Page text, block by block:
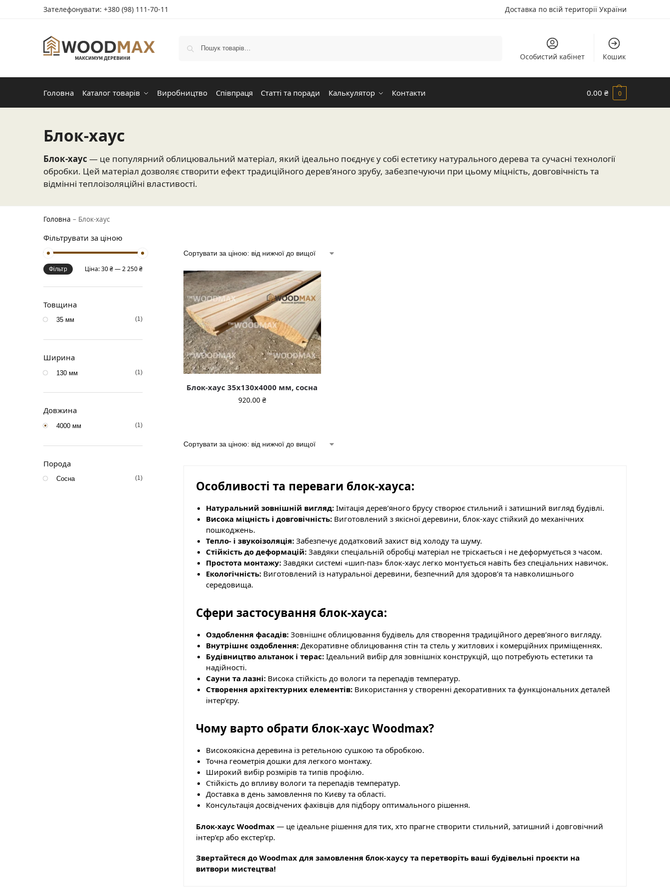
Зателефонувати: +380 (98) 111-70-11 Доставка по всій території України
Особистий кабінет Кошик
Головна Каталог товарів Виробництво Співпраця Статті та поради Калькулятор Контакти 0.00 ₴ 0
Блок-хаус
Блок-хаус — це популярний облицювальний матеріал, який ідеально поєднує у собі естетику натурального дерева та сучасні технології
обробки. Цей матеріал дозволяє створити ефект традиційного дерев’яного зрубу, забезпечуючи при цьому міцність, довговічність та
відмінні теплоізоляційні властивості.
Головна – Блок-хаус
Блок-хаус 35x130x4000 мм, сосна
920.00 ₴
Особливості та переваги блок-хауса:
Натуральний зовнішній вигляд:Імітація дерев’яного брусу створює стильний і затишний вигляд будівлі.
Висока міцність і довговічність:Виготовлений з якісної деревини, блок-хаус стійкий до механічних
пошкоджень.
Тепло- і звукоізоляція:Забезпечує додатковий захист від холоду та шуму.
Стійкість до деформацій:Завдяки спеціальній обробці матеріал не тріскається і не деформується з часом.
Простота монтажу:Завдяки системі «шип-паз» блок-хаус легко монтується навіть без спеціальних навичок.
Екологічність:Виготовлений із натуральної деревини, безпечний для здоров’я та навколишнього
середовища.
Сфери застосування блок-хауса:
Оздоблення фасадів:Зовнішнє облицювання будівель для створення традиційного дерев’яного вигляду.
Внутрішнє оздоблення:Декоративне облицювання стін та стель у житлових і комерційних приміщеннях.
Будівництво альтанок і терас:Ідеальний вибір для зовнішніх конструкцій, що потребують естетики та
надійності.
Сауни та лазні:Висока стійкість до вологи та перепадів температур.
Створення архітектурних елементів:Використання у створенні декоративних та функціональних деталей
інтер’єру.
Чому варто обрати блок-хаус Woodmax?
Високоякісна деревина із ретельною сушкою та обробкою.
Точна геометрія дошки для легкого монтажу.
Широкий вибір розмірів та типів профілю.
Стійкість до впливу вологи та перепадів температур.
Доставка в день замовлення по Києву та області.
Консультація досвідчених фахівців для підбору оптимального рішення.
Блок-хаус Woodmax— це ідеальне рішення для тих, хто прагне створити стильний, затишний і довговічний
інтер’єр або екстер’єр.
Звертайтеся до Woodmax для замовлення блок-хаусу та перетворіть ваші будівельні проєкти на
витвори мистецтва!
Фільтрувати за ціною
Фільтр Ціна:30 ₴—2 250 ₴
Товщина
35 мм (1)
Ширина
130 мм (1)
Довжина
4000 мм (1)
Порода
Сосна (1)